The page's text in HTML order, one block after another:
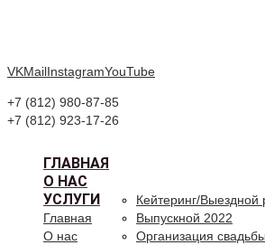
VKMailInstagramYouTube
+7 (812) 980-87-85
+7 (812) 923-17-26
ГЛАВНАЯ
О НАС
УСЛУГИ
Кейтеринг/Выездной
Выпускной 2022
Организация свадьбы
Главная
О нас